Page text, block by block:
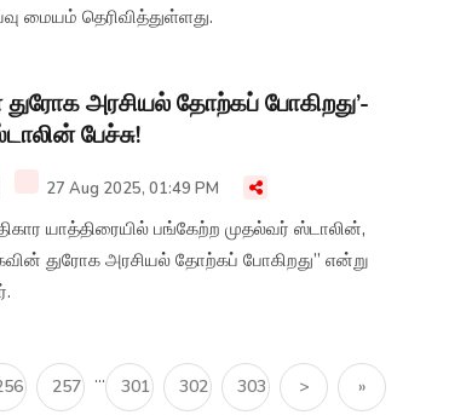
மையம் தெரிவித்துள்ளது.
துரோக அரசியல் தோற்கப் போகிறது’-
பேச்சு!
27 Aug 2025, 01:49 PM
யாத்திரையில் பங்கேற்ற முதல்வர் ஸ்டாலின்,
துரோக அரசியல் தோற்கப் போகிறது” என்று
257 ... 301 302 303 > »